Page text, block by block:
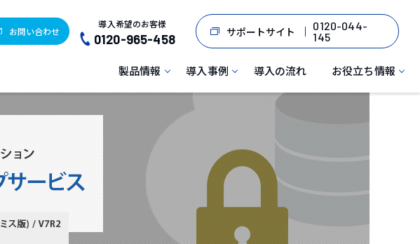
お問い合わせ
導入希望のお客様
0120-965-458 サポートサイト
0120-044-
145
製品情報 導入事例 導入の流れ お役立ち情報